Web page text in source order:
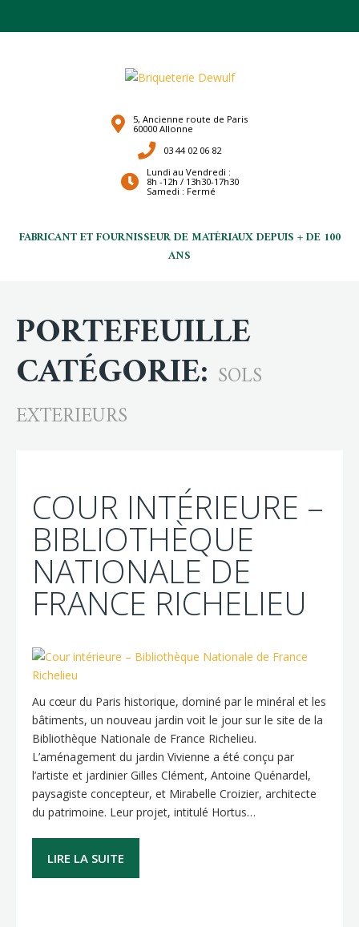
5, Ancienne route de Paris
60000 Allonne
03 44 02 06 82
Lundi au Vendredi :
8h -12h / 13h30-17h30
Samedi : Fermé
FABRICANT ET FOURNISSEUR DE MATÉRIAUX DEPUIS + DE 100
ANS
PORTEFEUILLE
CATÉGORIE: SOLS
EXTERIEURS
COUR INTÉRIEURE –
BIBLIOTHÈQUE
NATIONALE DE
FRANCE RICHELIEU
Au cœur du Paris historique, dominé par le minéral et les
bâtiments, un nouveau jardin voit le jour sur le site de la
Bibliothèque Nationale de France Richelieu.
L’aménagement du jardin Vivienne a été conçu par
l’artiste et jardinier Gilles Clément, Antoine Quénardel,
paysagiste concepteur, et Mirabelle Croizier, architecte
du patrimoine. Leur projet, intitulé Hortus…
LIRE LA SUITE